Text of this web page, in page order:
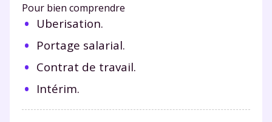
Pour bien comprendre
Uberisation.
Portage salarial.
Contrat de travail.
Intérim.